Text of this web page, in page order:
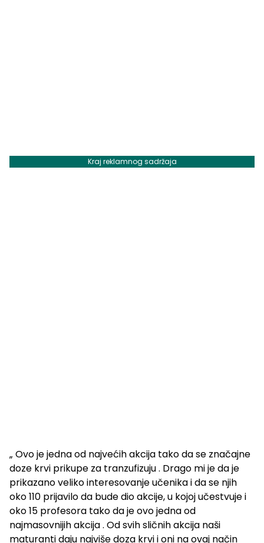
Kraj reklamnog sadržaja
„ Ovo je jedna od najvećih akcija tako da se značajne
doze krvi prikupe za tranzufizuju . Drago mi je da je
prikazano veliko interesovanje učenika i da se njih
oko 110 prijavilo da bude dio akcije, u kojoj učestvuje i
oko 15 profesora tako da je ovo jedna od
najmasovnijih akcija . Od svih sličnih akcija naši
maturanti daju najviše doza krvi i oni na ovaj način